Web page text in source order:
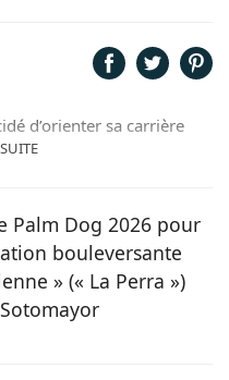
d’orienter sa carrière
la rédaction. Trouvant son
plume à Chien.fr pour
Palm Dog 2026 pour
bouleversante
» (« La Perra »)